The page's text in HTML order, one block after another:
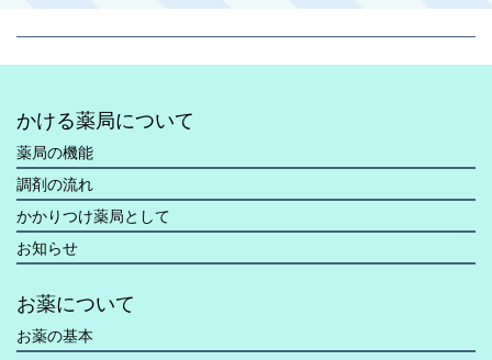
かける薬局について
薬局の機能
調剤の流れ
かかりつけ薬局として
お知らせ
お薬について
お薬の基本